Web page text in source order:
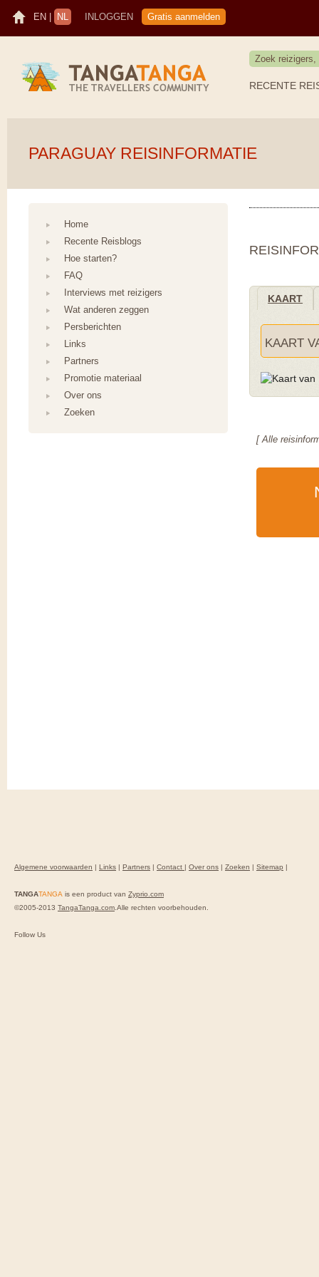
EN NL INLOGGEN Gratis aanmelden
RECENTE
PARAGUAY REISINFORMATIE
KAART
KAART
[ Alle
Home
Recente Reisblogs
Hoe starten?
FAQ
Interviews met reizigers
Wat anderen zeggen
Persberichten
Links
Partners
Promotie materiaal
Over ons
Zoeken
Algemene voorwaarden Links Partners Contact Over ons Zoeken Sitemap
TANGATANGA is een product van Zyprio.com
©2005-2013 TangaTanga.com.Alle rechten voorbehouden.
Follow Us